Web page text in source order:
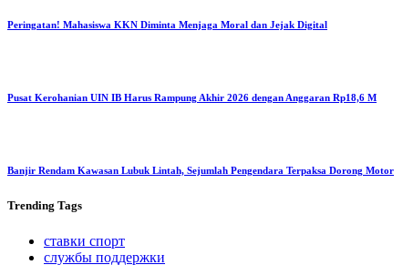
Peringatan! Mahasiswa KKN Diminta Menjaga Moral dan Jejak Digital
Pusat Kerohanian UIN IB Harus Rampung Akhir 2026 dengan Anggaran Rp18,6 M
Banjir Rendam Kawasan Lubuk Lintah, Sejumlah Pengendara Terpaksa Dorong Motor
Trending Tags
ставки спорт
службы поддержки